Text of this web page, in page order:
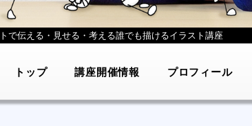
で伝える・見せる・考える誰でも描けるイラスト講座
トップ 講座開催情報 プロフィール